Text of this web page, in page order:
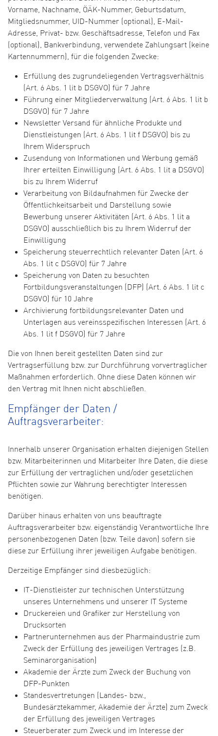
Vorname, Nachname, ÖÄK-Nummer, Geburtsdatum,
Mitgliedsnummer, UID-Nummer (optional), E-Mail-
Adresse, Privat- bzw. Geschäftsadresse, Telefon und Fax
(optional), Bankverbindung, verwendete Zahlungsart (keine
Kartennummern), für die folgenden Zwecke:
Erfüllung des zugrundeliegenden Vertragsverhältnis
(Art. 6 Abs. 1 lit b DSGVO) für 7 Jahre
Führung einer Mitgliederverwaltung (Art. 6 Abs. 1 lit b
DSGVO) für 7 Jahre
Newsletter Versand für ähnliche Produkte und
Dienstleistungen (Art. 6 Abs. 1 lit f DSGVO) bis zu
Ihrem Widerspruch
Zusendung von Informationen und Werbung gemäß
Ihrer erteilten Einwilligung (Art. 6 Abs. 1 lit a DSGVO)
bis zu Ihrem Widerruf
Verarbeitung von Bildaufnahmen für Zwecke der
Öffentlichkeitsarbeit und Darstellung sowie
Bewerbung unserer Aktivitäten (Art. 6 Abs. 1 lit a
DSGVO) ausschließlich bis zu Ihrem Widerruf der
Einwilligung
Speicherung steuerrechtlich relevanter Daten (Art. 6
Abs. 1 lit c DSGVO) für 7 Jahre
Speicherung von Daten zu besuchten
Fortbildungsveranstaltungen (DFP) (Art. 6 Abs. 1 lit c
DSGVO) für 10 Jahre
Archivierung fortbildungsrelevanter Daten und
Unterlagen aus vereinsspezifischen Interessen (Art. 6
Abs. 1 lit f DSGVO) für 7 Jahre
Die von Ihnen bereit gestellten Daten sind zur
Vertragserfüllung bzw. zur Durchführung vorvertraglicher
Maßnahmen erforderlich. Ohne diese Daten können wir
den Vertrag mit Ihnen nicht abschließen.
Empfänger der Daten /
Auftragsverarbeiter:
Innerhalb unserer Organisation erhalten diejenigen Stellen
bzw. Mitarbeiterinnen und Mitarbeiter Ihre Daten, die diese
zur Erfüllung der vertraglichen und/oder gesetzlichen
Pflichten sowie zur Wahrung berechtigter Interessen
benötigen.
Darüber hinaus erhalten von uns beauftragte
Auftragsverarbeiter bzw. eigenständig Verantwortliche Ihre
personenbezogenen Daten (bzw. Teile davon) sofern sie
diese zur Erfüllung ihrer jeweiligen Aufgabe benötigen.
Derzeitige Empfänger sind diesbezüglich:
IT-Dienstleister zur technischen Unterstützung
unseres Unternehmens und unserer IT Systeme
Druckereien und Grafiker zur Herstellung von
Drucksorten
Partnerunternehmen aus der Pharmaindustrie zum
Zweck der Erfüllung des jeweiligen Vertrages (z.B.
Seminarorganisation)
Akademie der Ärzte zum Zweck der Buchung von
DFP-Punkten
Standesvertretungen (Landes- bzw.,
Bundesärztekammer, Akademie der Ärzte) zum Zweck
der Erfüllung des jeweiligen Vertrages
Steuerberater zum Zweck und im Interesse der